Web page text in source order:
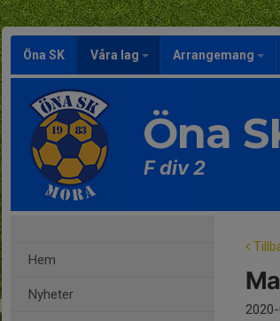
Öna SK Våra lag Arrangemang
Öna
F div 2
Hem
Nyheter